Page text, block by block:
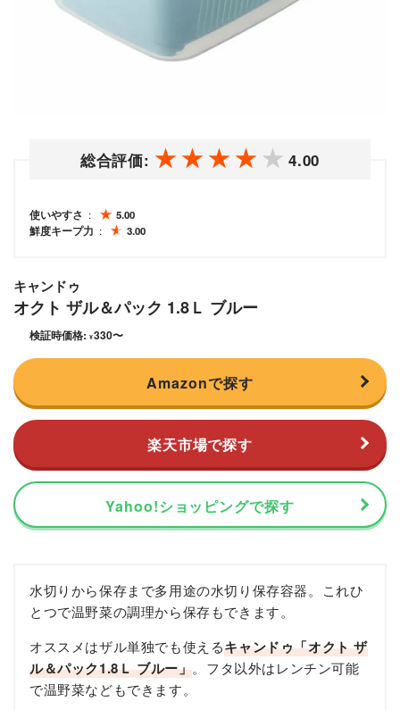
総合評価: 4.00
使いやすさ
5.00
鮮度キープ力
3.00
キャンドゥ
オクト ザル＆パック 1.8Ｌ ブルー
検証時価格: ¥330〜
Amazonで探す
楽天市場で探す
Yahoo!ショッピングで探す
水切りから保存まで多用途の水切り保存容器。これひ
とつで温野菜の調理から保存もできます。
オススメはザル単独でも使えるキャンドゥ「オクト ザ
ル＆パック1.8Ｌ ブルー」。フタ以外はレンチン可能
で温野菜などもできます。